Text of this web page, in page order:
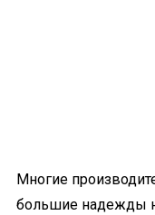
Многие
большие надежды